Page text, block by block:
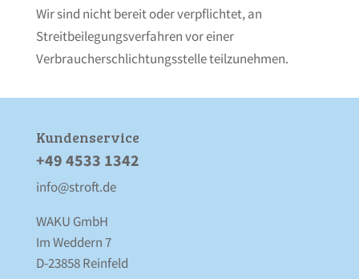
Wir sind nicht bereit oder verpflichtet, an
Streitbeilegungsverfahren vor einer
Verbraucherschlichtungsstelle teilzunehmen.
Kunden­service
+49 4533 1342
info@stroft.de
WAKU GmbH
Im Weddern 7
D-23858 Reinfeld